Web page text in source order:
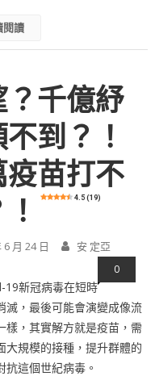
閱讀
？千億紓
不到？！
疫苗打不
4.5 (19)
6 月 24 日 安 定亞
0
19新冠病毒在短時
滅，最後可能會演變成像流
樣，其實解方就是疫苗，需
大規模的接種，提升群體的
抗這個世紀病毒。